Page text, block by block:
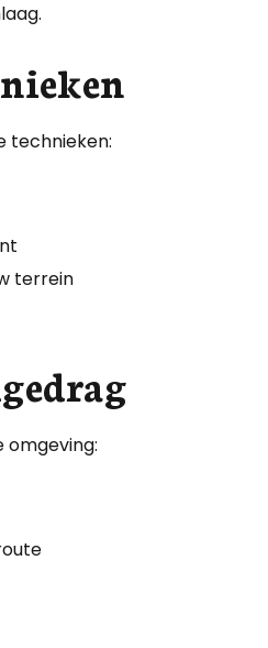
technieken:
terrein